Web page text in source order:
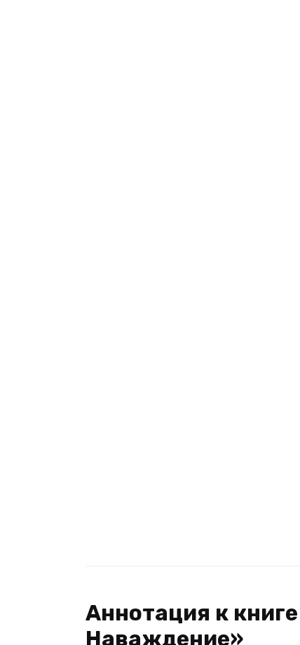
Аннотация к
Наваждение»